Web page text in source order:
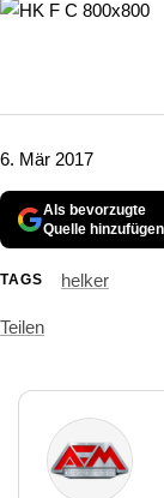
6. Mär 2017
Als bevorzugte
Quelle hinzufügen
TAGS helker
Teilen